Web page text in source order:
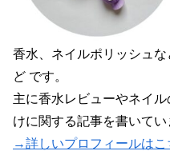
香水、ネイルポリッシュ
ど です。
主に香水レビューやネイ
けに関する記事を書いてい
→詳しいプロフィールはこ